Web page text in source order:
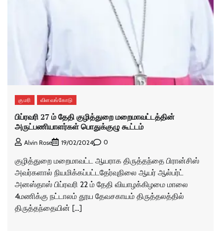
குமரி விளவங்கோடு
பிப்ரவரி 27 ம் தேதி குழித்துறை மறைமாவட்டத்தின்
அருட்பணியாளர்கள் பொதுக்குழு கூட்டம்
Alvin Rose 19/02/2024 0
குழித்துறை மறைமாவட்ட ஆயராக திருத்தந்தை பிரான்சிஸ்
அவர்களால் நியமிக்கப்பட்டதேர்வுநிலை ஆயர் ஆல்பர்ட்
அனஸ்தாஸ் பிப்ரவரி 22 ம் தேதி வியாழக்கிழமை மாலை
4மணிக்கு நட்டாலம் தூய தேவசகாயம் திருத்தலத்தில்
திருத்தந்தையின் […]